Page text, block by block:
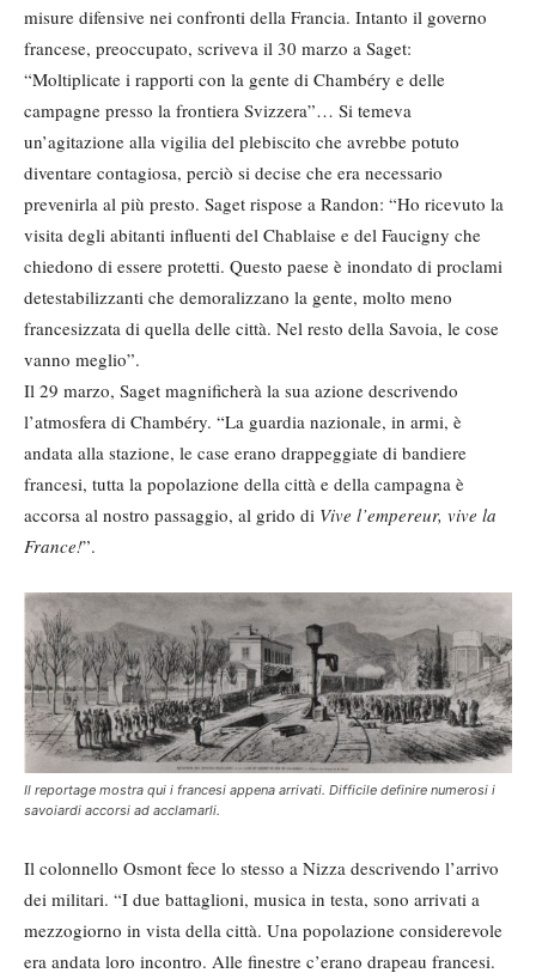
misure difensive nei confronti della Francia. Intanto il governo
francese, preoccupato, scriveva il 30 marzo a Saget:
“Moltiplicate i rapporti con la gente di Chambéry e delle
campagne presso la frontiera Svizzera”… Si temeva
un’agitazione alla vigilia del plebiscito che avrebbe potuto
diventare contagiosa, perciò si decise che era necessario
prevenirla al più presto. Saget rispose a Randon: “Ho ricevuto la
visita degli abitanti influenti del Chablaise e del Faucigny che
chiedono di essere protetti. Questo paese è inondato di proclami
detestabilizzanti che demoralizzano la gente, molto meno
francesizzata di quella delle città. Nel resto della Savoia, le cose
vanno meglio”.
Il 29 marzo, Saget magnificherà la sua azione descrivendo
l’atmosfera di Chambéry. “La guardia nazionale, in armi, è
andata alla stazione, le case erano drappeggiate di bandiere
francesi, tutta la popolazione della città e della campagna è
accorsa al nostro passaggio, al grido di Vive l’empereur, vive la
France!”.
Il reportage mostra qui i francesi appena arrivati. Difficile definire numerosi i
savoiardi accorsi ad acclamarli.
Il colonnello Osmont fece lo stesso a Nizza descrivendo l’arrivo
dei militari. “I due battaglioni, musica in testa, sono arrivati a
mezzogiorno in vista della città. Una popolazione considerevole
era andata loro incontro. Alle finestre c’erano drapeau francesi.